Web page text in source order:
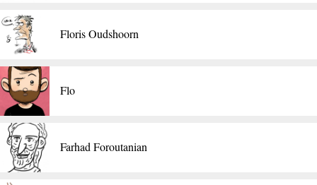
Floris Oudshoorn
Flo
Farhad Foroutanian